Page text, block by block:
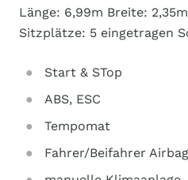
Länge: 6,99m Breite:
Sitzplätze: 5 eingetragen
Start & STop
ABS, ESC
Tempomat
Fahrer/Beifahrer Airbag